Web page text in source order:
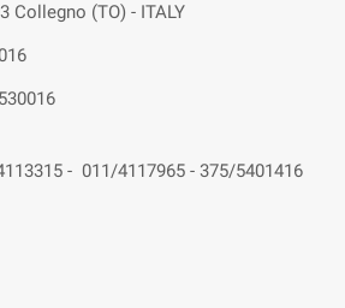
Collegno (TO) - ITALY
- 011/4117965 - 375/5401416